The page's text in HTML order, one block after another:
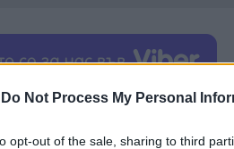
Do Not Process My Personal
opt-out of the sale, sharing to third
основен приоритет и ние
се казва в